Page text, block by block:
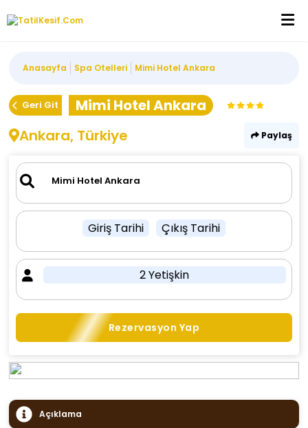
Anasayfa Spa Otelleri Mimi Hotel Ankara
Geri Git
Mimi Hotel Ankara
Ankara, Türkiye
Paylaş
Giriş Tarihi Çıkış Tarihi
2 Yetişkin
Rezervasyon Yap
Açıklama